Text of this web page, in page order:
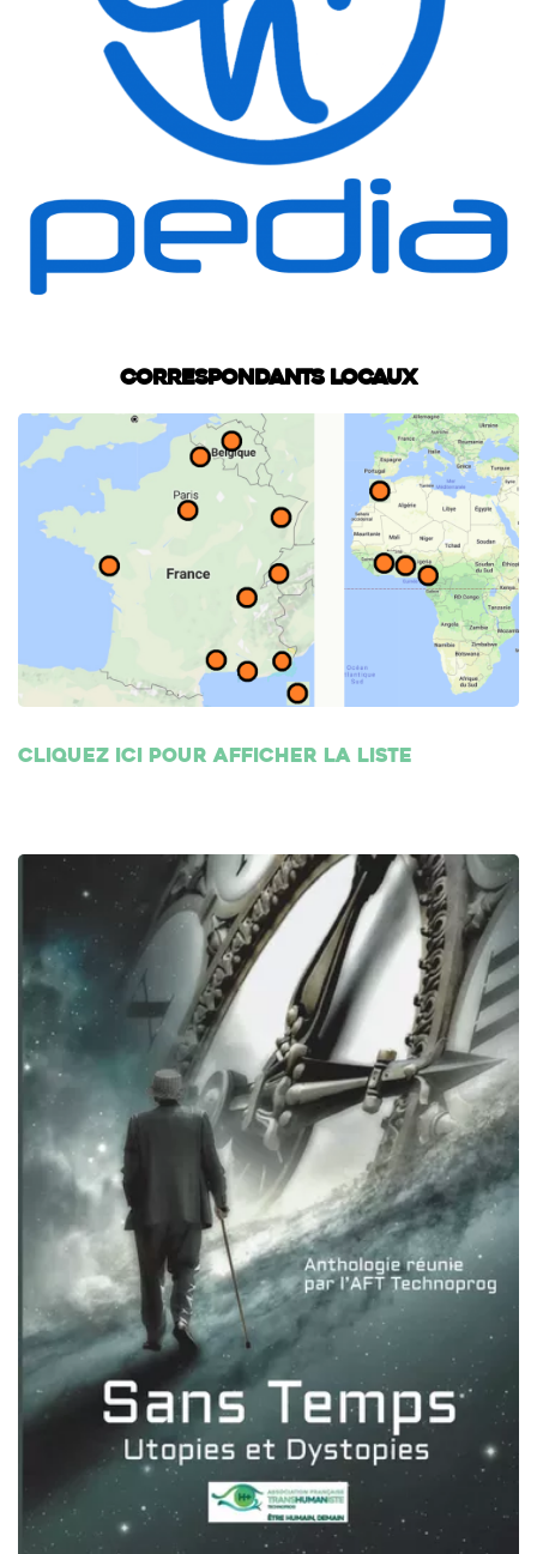
Correspondants locaux
Cliquez ici pour afficher la liste